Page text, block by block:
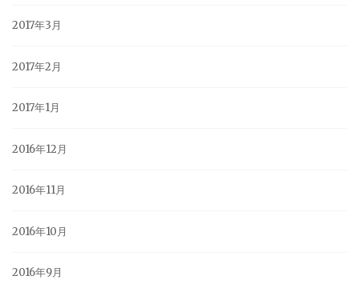
2017年3月
2017年2月
2017年1月
2016年12月
2016年11月
2016年10月
2016年9月